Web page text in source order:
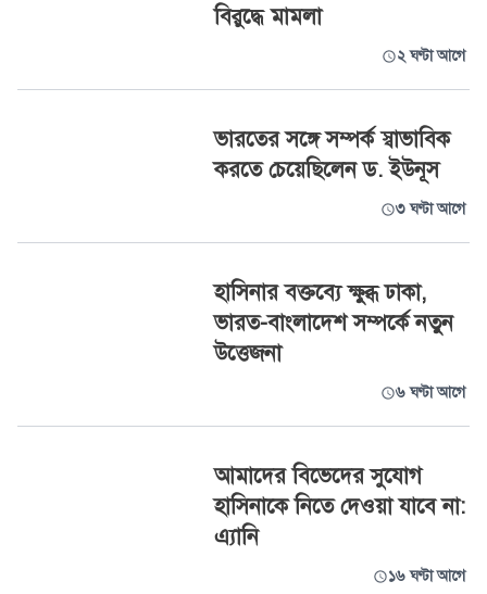
বিরুদ্ধে মামলা
২ ঘণ্টা আগে
ভারতের সঙ্গে সম্পর্ক স্বাভাবিক
করতে চেয়েছিলেন ড. ইউনূস
৩ ঘণ্টা আগে
হাসিনার বক্তব্যে ক্ষুব্ধ ঢাকা,
ভারত-বাংলাদেশ সম্পর্কে নতুন
উত্তেজনা
৬ ঘণ্টা আগে
আমাদের বিভেদের সুযোগ
হাসিনাকে নিতে দেওয়া যাবে না:
এ্যানি
১৬ ঘণ্টা আগে